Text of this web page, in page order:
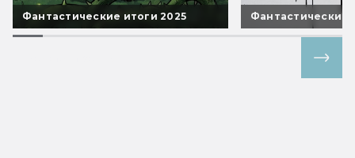
Фантастические итоги 2025 Фантастические